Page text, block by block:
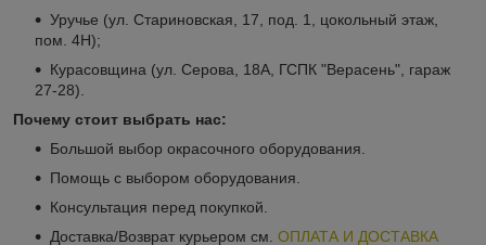
Уручье (ул. Стариновская, 17, под. 1, цокольный этаж,
пом. 4Н);
Курасовщина (ул. Серова, 18А, ГСПК "Верасень", гараж
27-28).
Почему стоит выбрать нас:
Большой выбор окрасочного оборудования.
Помощь с выбором оборудования.
Консультация перед покупкой.
Доставка/Возврат курьером см. ОПЛАТА И ДОСТАВКА